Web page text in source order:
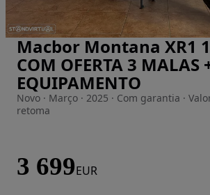
Imagem 1 de 13
Macbor Montana XR1
COM OFERTA 3 MALAS
EQUIPAMENTO
Novo · Março · 2025 · Com garantia ·
retoma
3 699EUR